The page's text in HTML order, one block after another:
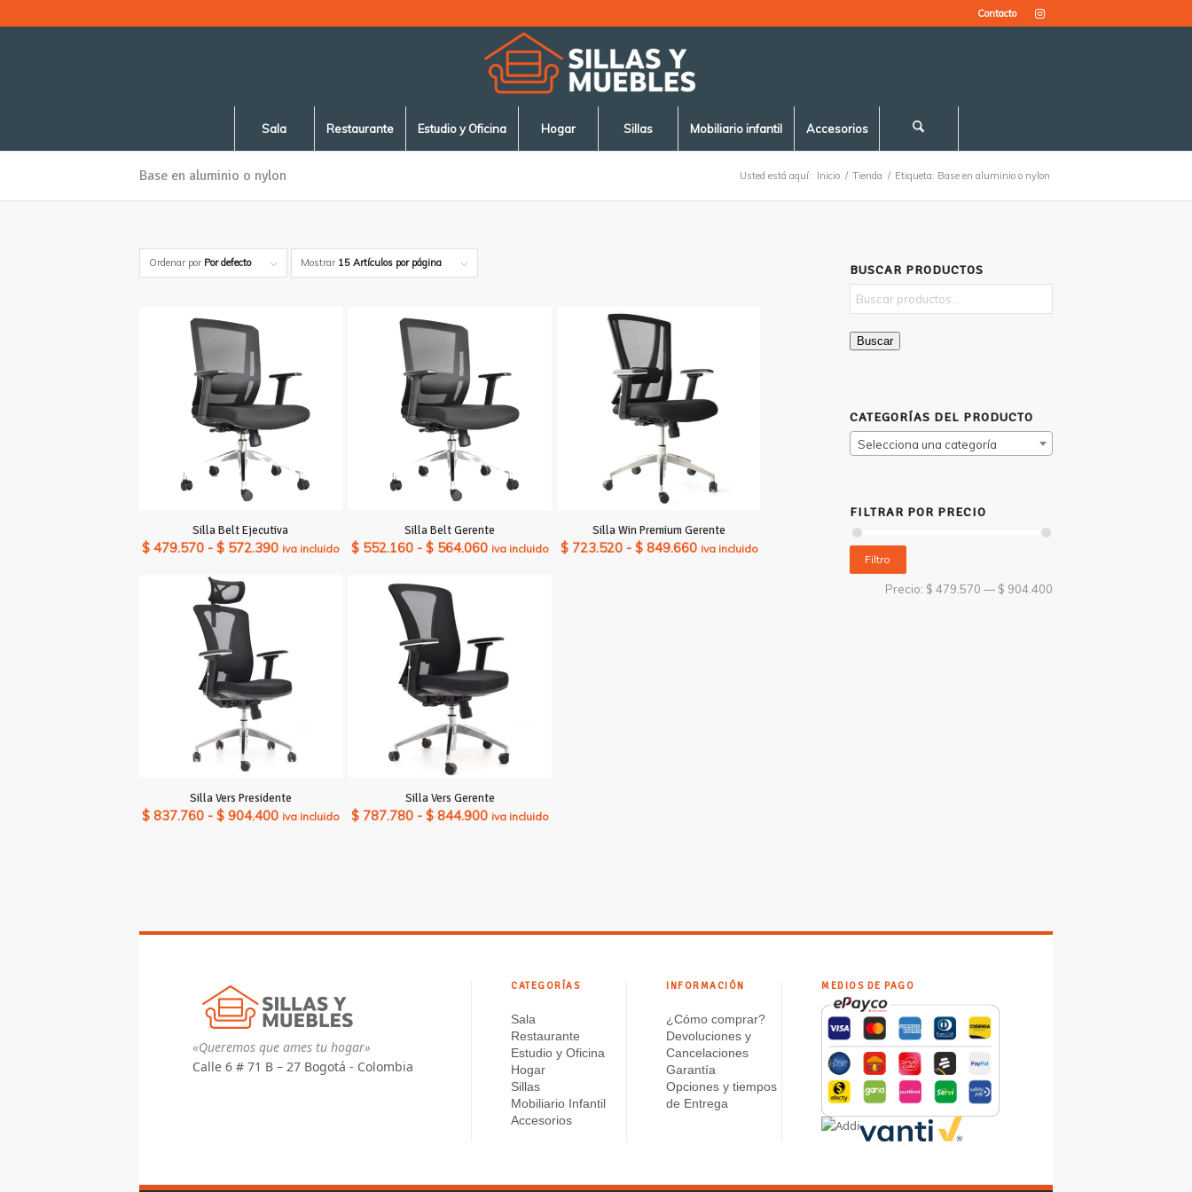
Contacto
Sala Restaurante Estudio y Oficina Hogar Sillas Mobiliario infantil Accesorios
Base en aluminio o nylon Usted está aquí: Inicio / Tienda / Etiqueta: Base en aluminio o nylon
Ordenar por Por defecto Mostrar 15 Artículos por página
Silla Belt Ejecutiva
$479.570 - $572.390Rango
hasta
$ 572.390
iva incluido
Silla Belt Gerente
$552.160 - $564.060Rango
hasta
$ 564.060
iva incluido
Silla Win Premium Gerente
$723.520 - $849.660Rango
iva incluido
Silla Vers Presidente
$837.760 - $904.400Rango
iva incluido
Silla Vers Gerente
$787.780 - $844.900Rango
iva incluido
BUSCAR PRODUCTOS
Buscar
CATEGORÍAS DEL PRODUCTO
Selecciona una categoría
FILTRAR POR PRECIO
Filtro
Precio: $ 479.570 — $ 904.400
«Queremos que ames tu hogar»
Calle 6 # 71 B – 27 Bogotá - Colombia
CATEGORÍAS
Sala
Restaurante
Estudio y Oficina
Hogar
Sillas
Mobiliario Infantil
Accesorios
INFORMACIÓN
¿Cómo comprar?
Devoluciones y
Cancelaciones
Garantía
Opciones y tiempos
de Entrega
MEDIOS DE PAGO